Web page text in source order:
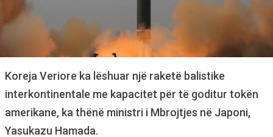
Koreja Veriore ka lëshuar një raketë balistike
interkontinentale me kapacitet për të goditur tokën
amerikane, ka thënë ministri i Mbrojtjes në Japoni,
Yasukazu Hamada.